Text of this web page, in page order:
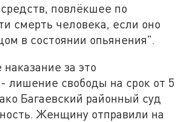
повлёкшее по
смерть человека, если оно
в состоянии опьянения".
за это
лишение свободы на срок от 5
Багаевский районный суд
Женщину отправили на